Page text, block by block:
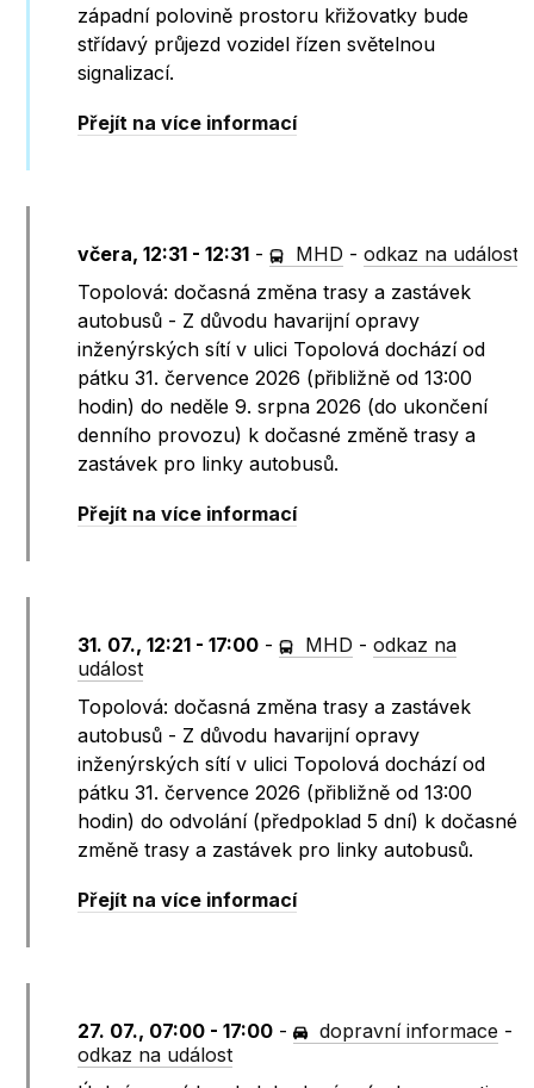
západní polovině prostoru křižovatky bude
střídavý průjezd vozidel řízen světelnou
signalizací.
Přejít na více informací
včera, 12:31 - 12:31 - MHD -odkaz na událost
Topolová: dočasná změna trasy a zastávek
autobusů - Z důvodu havarijní opravy
inženýrských sítí v ulici Topolová dochází od
pátku 31. července 2026 (přibližně od 13:00
hodin) do neděle 9. srpna 2026 (do ukončení
denního provozu) k dočasné změně trasy a
zastávek pro linky autobusů.
Přejít na více informací
31. 07., 12:21 - 17:00 - MHD -odkaz na
událost
Topolová: dočasná změna trasy a zastávek
autobusů - Z důvodu havarijní opravy
inženýrských sítí v ulici Topolová dochází od
pátku 31. července 2026 (přibližně od 13:00
hodin) do odvolání (předpoklad 5 dní) k dočasné
změně trasy a zastávek pro linky autobusů.
Přejít na více informací
27. 07., 07:00 - 17:00 - dopravní informace -
odkaz na událost